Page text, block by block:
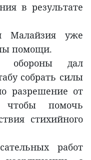
в результате
Малайзия уже
помощи.
обороны дал
собрать силы
разрешение от
чтобы помочь
стихийного
работ